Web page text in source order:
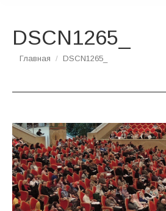
DSCN1265_
Вы здесь:
Главная DSCN1265_